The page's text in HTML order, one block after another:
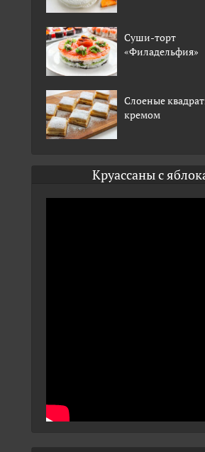
Суши-торт
«Филадельфия»
Слоеные
кремом
Круассаны с